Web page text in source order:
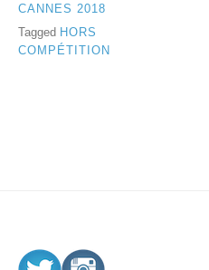
CANNES 2018
Tagged HORS
COMPÉTITION